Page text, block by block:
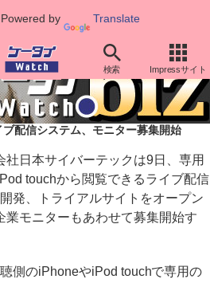
Powered by Translate
検索 Impressサイト
配信システム、モニター募集開始
日本サイバーテックは9日、専用
touchから閲覧できるライブ配信
発、トライアルサイトをオープン
業モニターもあわせて募集開始す
側のiPhoneやiPod touchで専用の